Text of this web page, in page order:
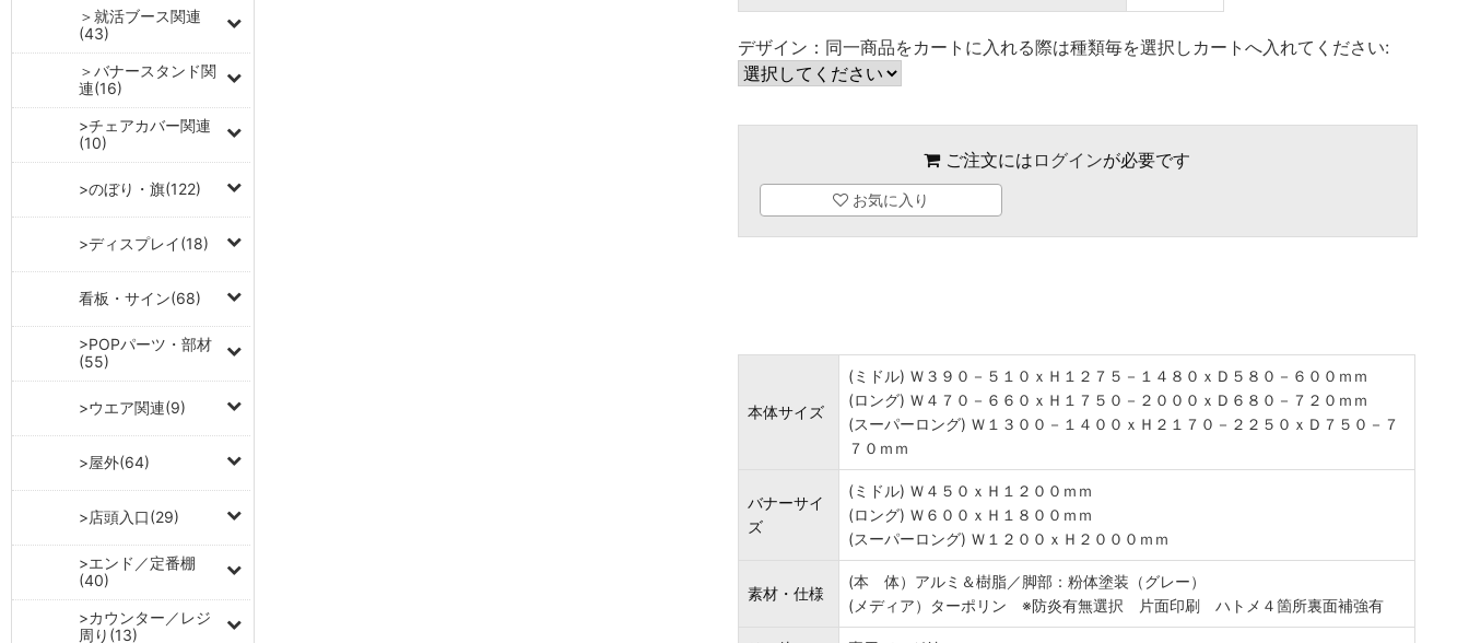
＞就活ブース関連
(43)
＞バナースタンド関
連(16)
>チェアカバー関連
(10)
>のぼり・旗(122)
>ディスプレイ(18)
看板・サイン(68)
>POPパーツ・部材
(55)
>ウエア関連(9)
>屋外(64)
>店頭入口(29)
>エンド／定番棚
(40)
>カウンター／レジ
周り(13)
デザイン：同一商品をカートに入れる際は種類毎を選択しカートへ入れてください:
ご注文には ログインが必要です
お気に入り
本体サイズ
(ミドル) Ｗ３９０－５１０ｘＨ１２７５－１４８０ｘＤ５８０－６００ｍｍ
(ロング) Ｗ４７０－６６０ｘＨ１７５０－２０００ｘＤ６８０－７２０ｍｍ
(スーパーロング) Ｗ１３００－１４００ｘＨ２１７０－２２５０ｘＤ７５０－７
７０ｍｍ
バナーサイ
ズ
(ミドル) Ｗ４５０ｘＨ１２００ｍｍ
(ロング) Ｗ６００ｘＨ１８００ｍｍ
(スーパーロング) Ｗ１２００ｘＨ２０００ｍｍ
素材・仕様
(本 体）アルミ＆樹脂／脚部：粉体塗装（グレー）
(メディア）ターポリン ※防炎有無選択 片面印刷 ハトメ４箇所裏面補強有